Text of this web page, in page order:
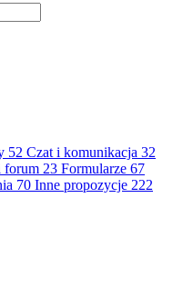
52 Czat i komunikacja 32
forum 23 Formularze 67
70 Inne propozycje 222